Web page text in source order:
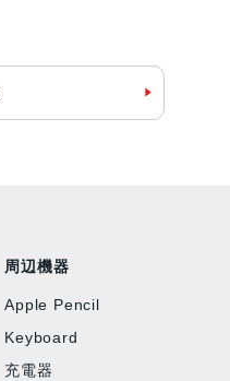
周辺機器
Apple Pencil
Keyboard
充電器